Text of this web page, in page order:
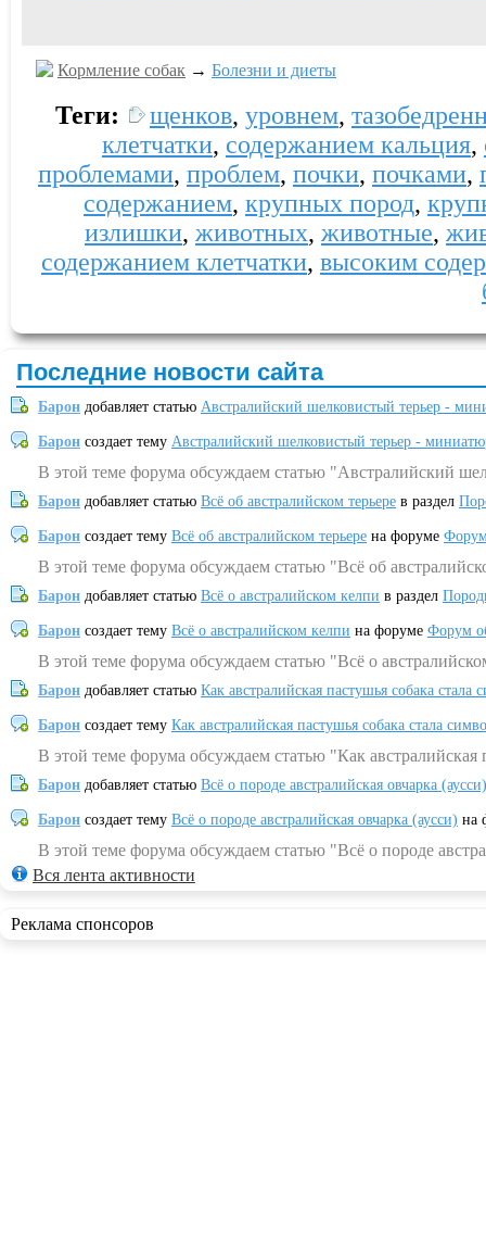
Кормление собак → Болезни и диеты
Теги: щенков, уровнем,
клетчатки, содержанием кальция,
проблемами, проблем, почки, почками,
содержанием, крупных пород,
излишки, животных, животные,
содержанием клетчатки, высоким
Последние новости сайта
Барон добавляет статью Австралийский шелковистый терьер -
Барон создает тему Австралийский шелковистый терьер -
В этой теме форума обсуждаем статью "Австралийский
Барон добавляет статью Всё об австралийском терьере в раздел
Барон создает тему Всё об австралийском терьере на форуме
В этой теме форума обсуждаем статью "Всё об
Барон добавляет статью Всё о австралийском келпи в раздел
Барон создает тему Всё о австралийском келпи на форуме Форум
В этой теме форума обсуждаем статью "Всё о
Барон добавляет статью Как австралийская пастушья собака
Барон создает тему Как австралийская пастушья собака стала
В этой теме форума обсуждаем статью "Как
Барон добавляет статью Всё о породе австралийская овчарка (аусси)
Барон создает тему Всё о породе австралийская овчарка (аусси) на
В этой теме форума обсуждаем статью "Всё о породе
Вся лента активности
Реклама спонсоров